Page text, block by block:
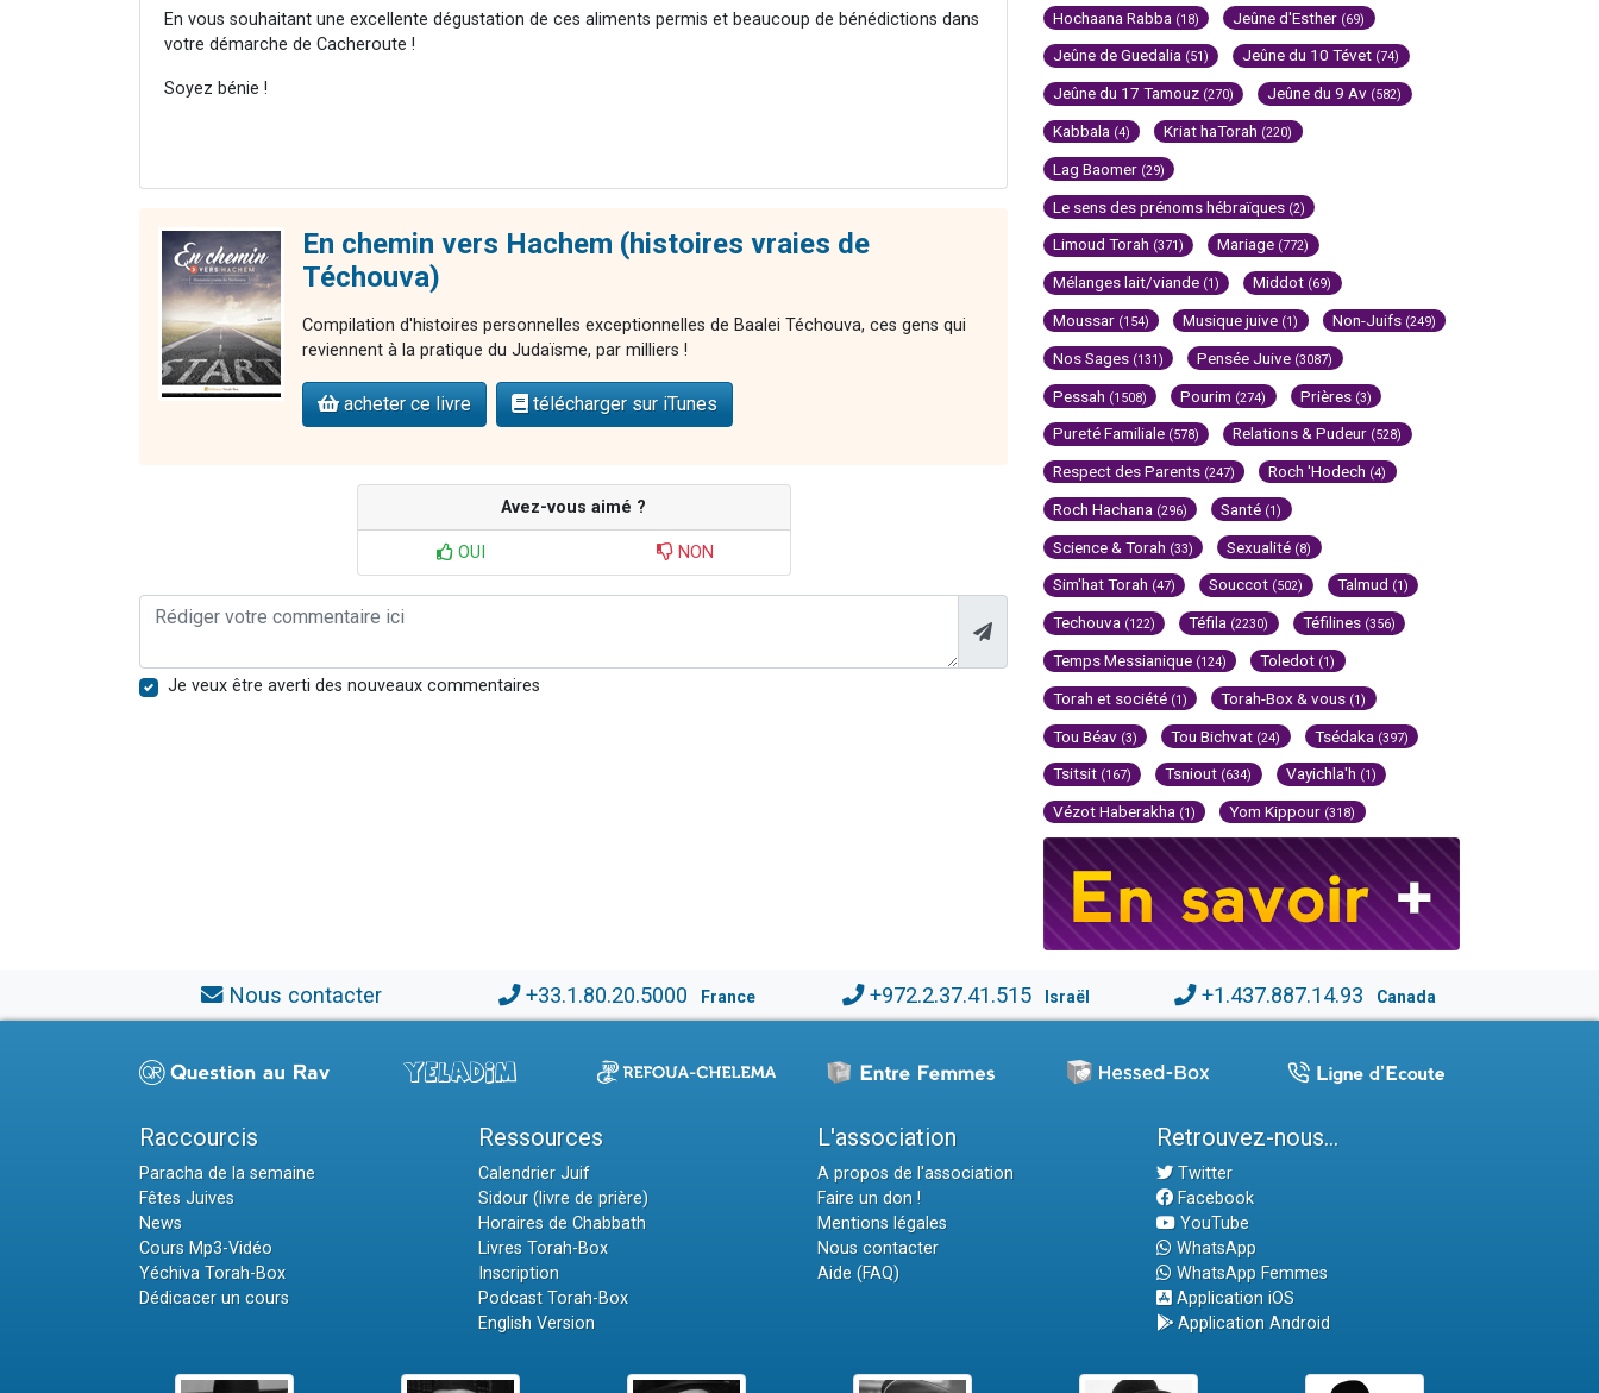
En vous souhaitant une excellente dégustation de ces aliments permis et beaucoup de bénédictions dans
votre démarche de Cacheroute !
Soyez bénie !
En chemin vers Hachem (histoires vraies de
Téchouva)
Compilation d'histoires personnelles exceptionnelles de Baalei Téchouva, ces gens qui
reviennent à la pratique du Judaïsme, par milliers !
acheter ce livre télécharger sur iTunes
Avez-vous aimé ?
OUI NON
Je veux être averti des nouveaux commentaires
Hochaana Rabba (18) Jeûne d'Esther (69)
Jeûne de Guedalia (51) Jeûne du 10 Tévet (74)
Jeûne du 17 Tamouz (270) Jeûne du 9 Av (582)
Kabbala (4) Kriat haTorah (220)
Lag Baomer (29)
Le sens des prénoms hébraïques (2)
Limoud Torah (371) Mariage (772)
Mélanges lait/viande (1) Middot (69)
Moussar (154) Musique juive (1) Non-Juifs (249)
Nos Sages (131) Pensée Juive (3087)
Pessah (1508) Pourim (274) Prières (3)
Pureté Familiale (578) Relations & Pudeur (528)
Respect des Parents (247) Roch 'Hodech (4)
Roch Hachana (296) Santé (1)
Science & Torah (33) Sexualité (8)
Sim'hat Torah (47) Souccot (502) Talmud (1)
Techouva (122) Téfila (2230) Téfilines (356)
Temps Messianique (124) Toledot (1)
Torah et société (1) Torah-Box & vous (1)
Tou Béav (3) Tou Bichvat (24) Tsédaka (397)
Tsitsit (167) Tsniout (634) Vayichla'h (1)
Vézot Haberakha (1) Yom Kippour (318)
Nous contacter +33.1.80.20.5000 France +972.2.37.41.515 Israël +1.437.887.14.93 Canada
Raccourcis
Paracha de la semaine
Fêtes Juives
News
Cours Mp3-Vidéo
Yéchiva Torah-Box
Dédicacer un cours
Ressources
Calendrier Juif
Sidour (livre de prière)
Horaires de Chabbath
Livres Torah-Box
Inscription
Podcast Torah-Box
English Version
L'association
A propos de l'association
Faire un don !
Mentions légales
Nous contacter
Aide (FAQ)
Retrouvez-nous...
Twitter
Facebook
YouTube
WhatsApp
WhatsApp Femmes
Application iOS
Application Android